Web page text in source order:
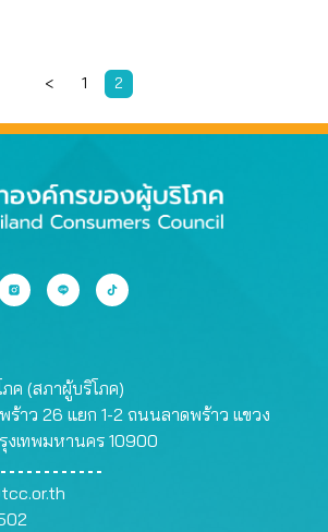
< 1 2
ค (สภาผู้บริโภค)
ร้าว 26 แยก 1-2 ถนนลาดพร้าว แขวง
งเทพมหานคร 10900